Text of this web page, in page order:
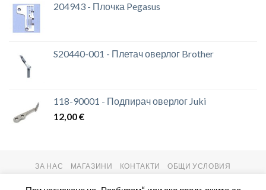
204943 - Плочка Pegasus
S20440-001 - Плетач оверлог Brother
118-90001 - Подпирач оверлог Juki
12,00€
ЗА НАС МАГАЗИНИ КОНТАКТИ ОБЩИ УСЛОВИЯ